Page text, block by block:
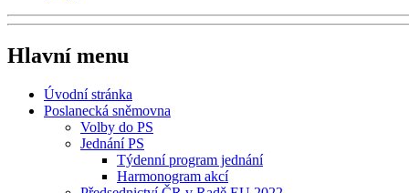
Hlavní menu
Úvodní stránka
Poslanecká sněmovna
Volby do PS
Jednání PS
Týdenní program jednání
Harmonogram akcí